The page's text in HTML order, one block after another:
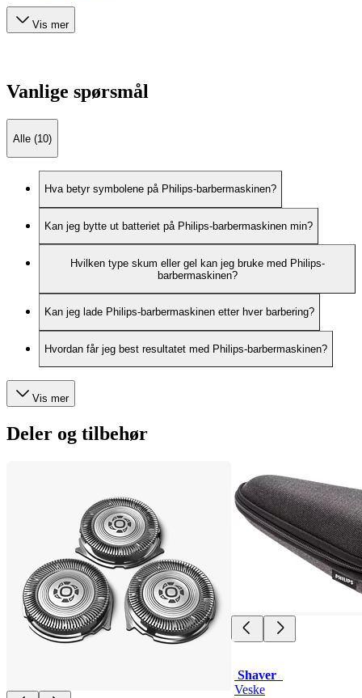
Vis mer
Vanlige spørsmål
Alle (10)
Hva betyr symbolene på Philips-barbermaskinen?
Kan jeg bytte ut batteriet på Philips-barbermaskinen min?
Hvilken type skum eller gel kan jeg bruke med Philips-
barbermaskinen?
Kan jeg lade Philips-barbermaskinen etter hver barbering?
Hvordan får jeg best resultatet med Philips-barbermaskinen?
Vis mer
Deler og tilbehør
Shaver
Veske